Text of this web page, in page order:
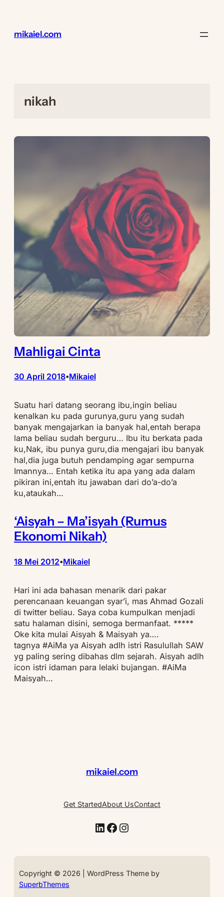
konten
mikaiel.com
nikah
Mahligai Cinta
30 April 2018•Mikaiel
Suatu hari datang seorang ibu,ingin beliau
kenalkan ku pada gurunya,guru yang sudah
banyak mengajarkan ia banyak hal,entah berapa
lama beliau sudah berguru… Ibu itu berkata pada
ku,Nak, ibu punya guru,dia mengajari ibu banyak
hal,dia juga butuh pendamping agar sempurna
Imannya… Entah ketika itu apa yang ada dalam
pikiran ini,entah itu jawaban dari do’a-do’a
ku,ataukah…
‘Aisyah – Ma’isyah (Rumus
Ekonomi Nikah)
18 Mei 2012•Mikaiel
Hari ini ada bahasan menarik dari pakar
perencanaan keuangan syar’i, mas Ahmad Gozali
di twitter beliau. Saya coba kumpulkan menjadi
satu halaman disini, semoga bermanfaat. *****
Oke kita mulai Aisyah & Maisyah ya….
tagnya #AiMa ya Aisyah adlh istri Rasulullah SAW
yg paling sering dibahas dlm sejarah. Aisyah adlh
icon istri idaman para lelaki bujangan. #AiMa
Maisyah…
mikaiel.com
Get StartedAbout UsContact
LinkedIn Facebook Instagram
Copyright © 2026 | WordPress Theme by
SuperbThemes